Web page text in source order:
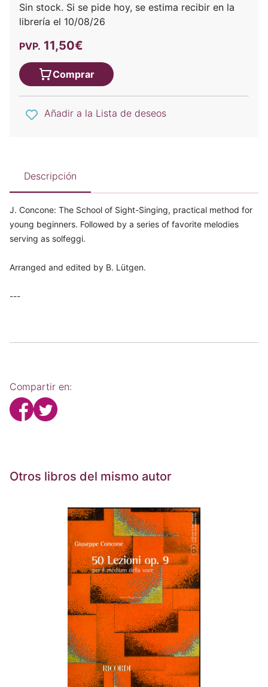
Sin stock. Si se pide hoy, se estima recibir en la
librería el 10/08/26
PVP. 11,50€
Comprar
Añadir a la Lista de deseos
Descripción
J. Concone: The School of Sight-Singing, practical method for
young beginners. Followed by a series of favorite melodies
serving as solfeggi.
Arranged and edited by B. Lütgen.
---
Compartir en:
Otros libros del mismo autor